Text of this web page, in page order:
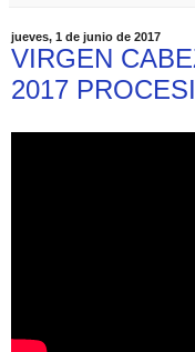
jueves, 1 de junio de 2017
VIRGEN
2017